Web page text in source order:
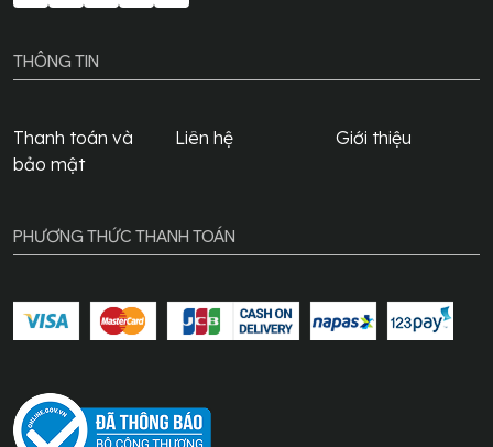
THÔNG TIN
Thanh toán và
bảo mật
Liên hệ Giới thiệu
PHƯƠNG THỨC THANH TOÁN